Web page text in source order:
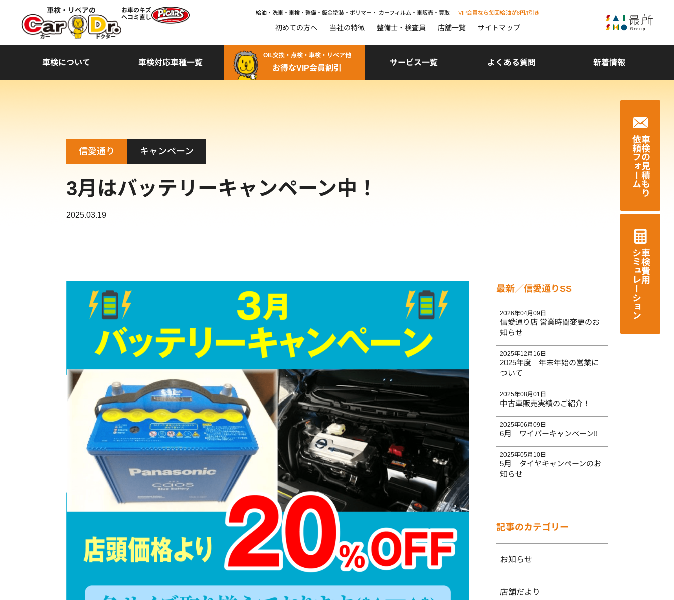
車検・リペアの
お車のキズ
ヘコミ直し
給油・洗車・車検・整備・鈑金塗装・ポリマー・ カーフィルム・車販売・買取 VIP会員なら毎回給油が8円/ℓ引き
初めての方へ 当社の特徴 整備士・検査員 店舗一覧 サイトマップ
車検について 車検対応車種一覧
OIL交換・点検・車検・リペア他
お得なVIP会員割引
サービス一覧 よくある質問 新着情報
車検の見積もり
依頼フォーム
車検費用
シミュレーション
信愛通り キャンペーン
3月はバッテリーキャンペーン中！
2025.03.19
最新／信愛通りSS
信愛通り店 営業時間変更のお
知らせ
2026年04月09日
2025年度 年末年始の営業に
ついて
2025年12月16日
中古車販売実績のご紹介！
2025年08月01日
6月 ワイパーキャンペーン!!
2025年06月09日
5月 タイヤキャンペーンのお
知らせ
2025年05月10日
記事のカテゴリー
お知らせ
店舗だより